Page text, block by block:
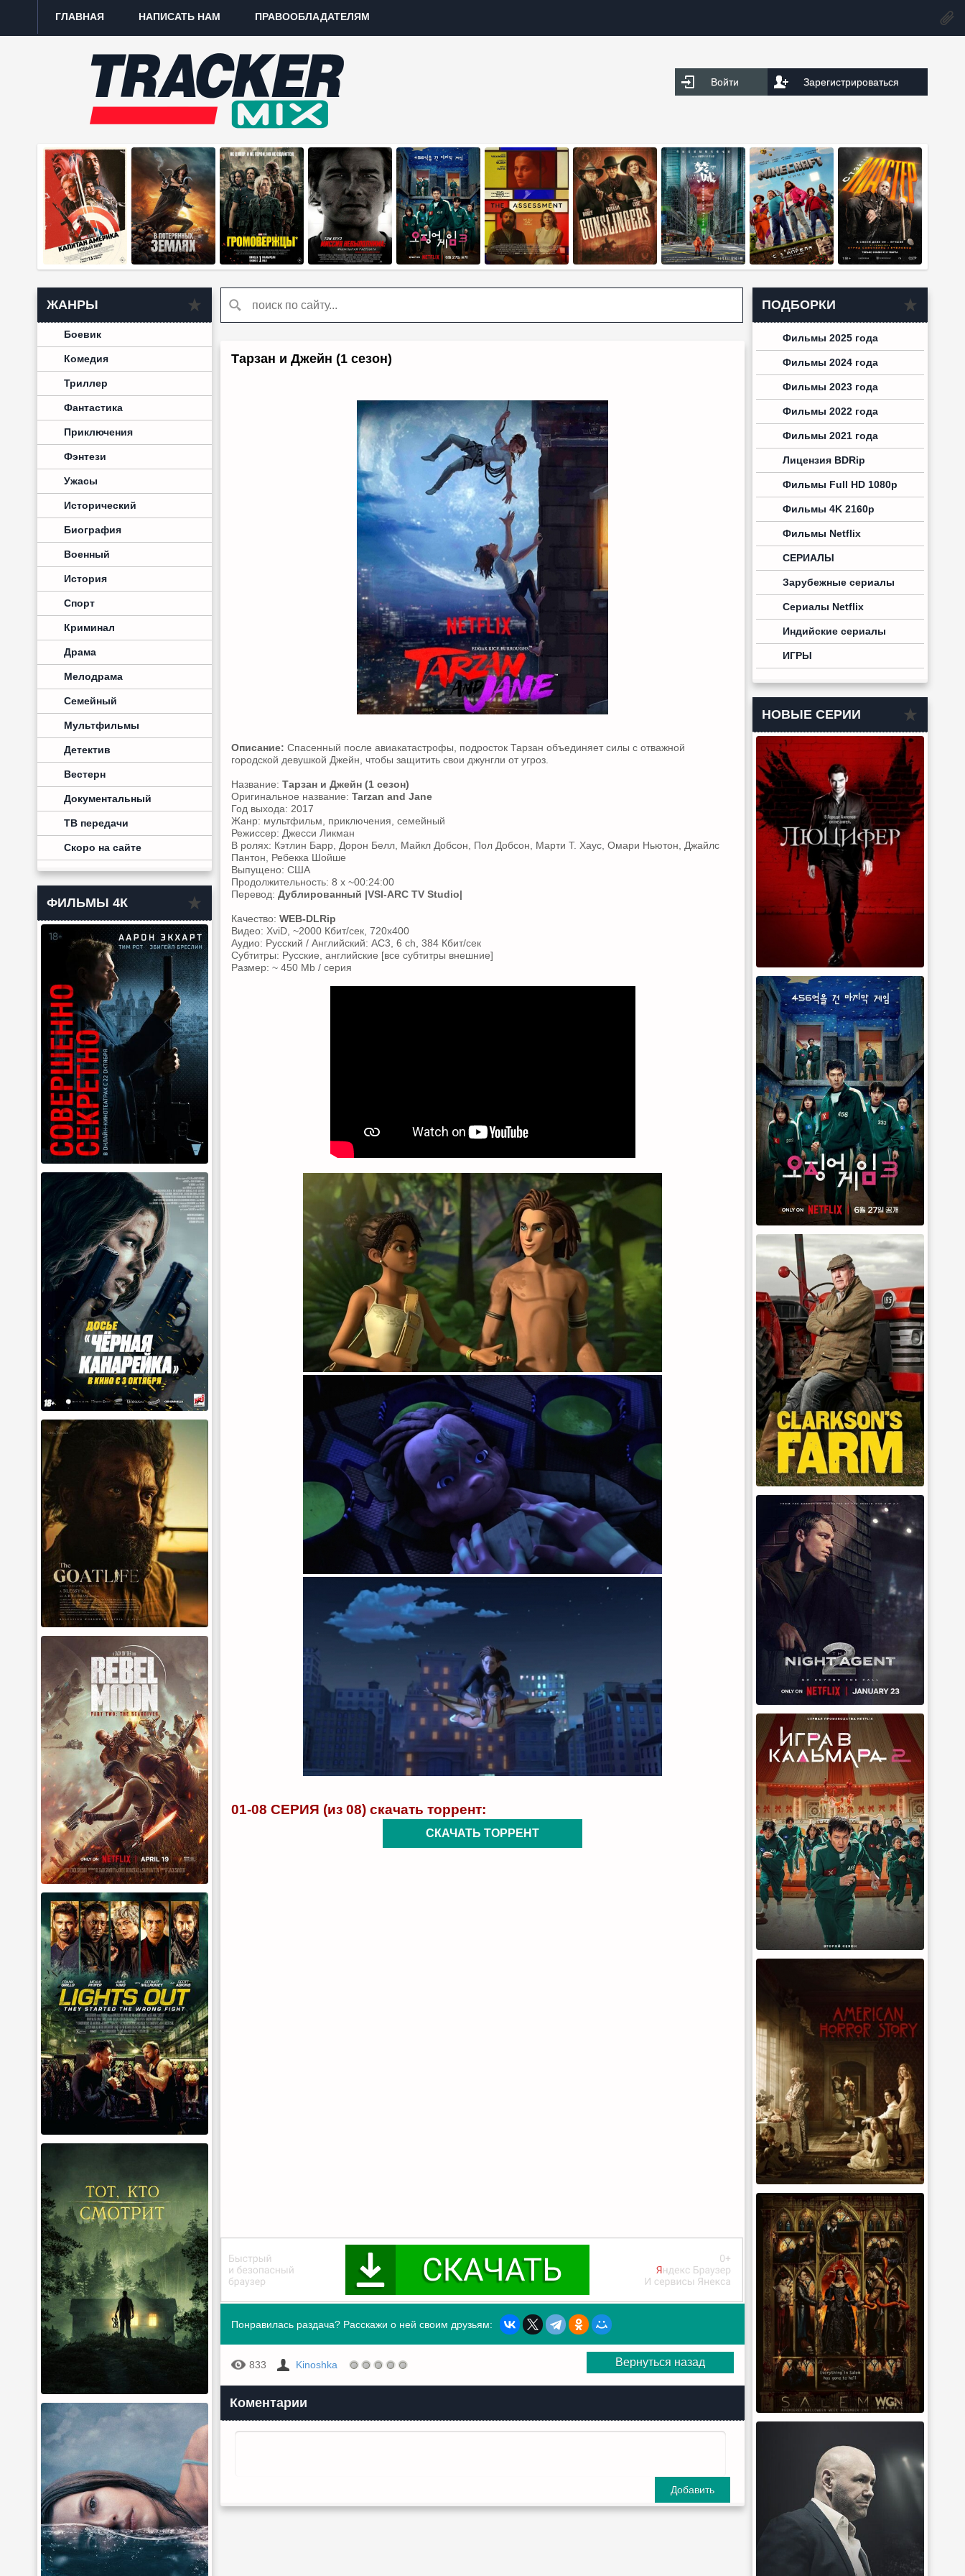
ГЛАВНАЯ НАПИСАТЬ НАМ ПРАВООБЛАДАТЕЛЯМ
Войти Зарегистрироваться
ЖАНРЫ
Боевик
Комедия
Триллер
Фантастика
Приключения
Фэнтези
Ужасы
Исторический
Биография
Военный
История
Спорт
Криминал
Драма
Мелодрама
Семейный
Мультфильмы
Детектив
Вестерн
Документальный
ТВ передачи
Скоро на сайте
ФИЛЬМЫ 4К
Тарзан и Джейн (1 сезон)
Описание: Спасенный после авиакатастрофы, подросток Тарзан объединяет силы с отважной
городской девушкой Джейн, чтобы защитить свои джунгли от угроз.
Название: Тарзан и Джейн (1 сезон)
Оригинальное название: Tarzan and Jane
Год выхода: 2017
Жанр: мультфильм, приключения, семейный
Режиссер: Джесси Ликман
В ролях: Кэтлин Барр, Дорон Белл, Майкл Добсон, Пол Добсон, Марти Т. Хаус, Омари Ньютон, Джайлс
Пантон, Ребекка Шойше
Выпущено: США
Продолжительность: 8 x ~00:24:00
Перевод: Дублированный |VSI-ARC TV Studio|
Качество: WEB-DLRip
Видео: XviD, ~2000 Кбит/сек, 720x400
Аудио: Русский / Английский: AC3, 6 ch, 384 Кбит/сек
Субтитры: Русские, английские [все субтитры внешние]
Размер: ~ 450 Mb / серия
01-08 СЕРИЯ (из 08) скачать торрент:
СКАЧАТЬ ТОРРЕНТ
Понравилась раздача? Расскажи о ней своим друзьям:
833 Kinoshka Вернуться назад
Коментарии
Добавить
ПОДБОРКИ
Фильмы 2025 года
Фильмы 2024 года
Фильмы 2023 года
Фильмы 2022 года
Фильмы 2021 года
Лицензия BDRip
Фильмы Full HD 1080p
Фильмы 4K 2160p
Фильмы Netflix
СЕРИАЛЫ
Зарубежные сериалы
Сериалы Netflix
Индийские сериалы
ИГРЫ
НОВЫЕ СЕРИИ